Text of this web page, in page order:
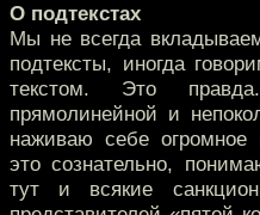
О подтекстах
Мы не всегда
подтексты, иногда
текстом. Это
прямолинейной и
наживаю себе огромное
это сознательно,
тут и всякие